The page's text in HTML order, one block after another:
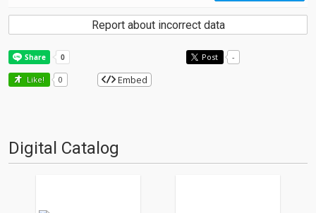
Report about incorrect data
Post -
Like! 0 Embed
Digital Catalog